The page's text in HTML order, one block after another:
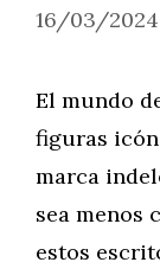
16/03/2024
El mundo
figuras
marca
sea menos
estos